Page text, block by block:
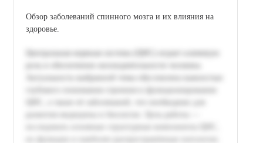
Обзор заболеваний спинного мозга и их влияния на
здоровье.